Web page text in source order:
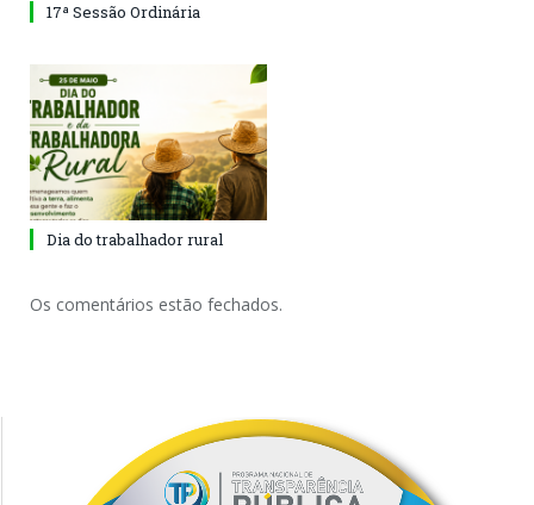
17ª Sessão Ordinária
Dia do trabalhador rural
Os comentários estão fechados.